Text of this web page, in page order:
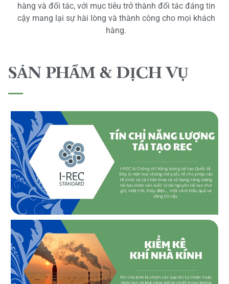
hàng và đối tác, với mục tiêu trở thành đối tác đáng tin
cậy mang lại sự hài lòng và thành công cho mọi khách
hàng.
SẢN PHẨM & DỊCH VỤ